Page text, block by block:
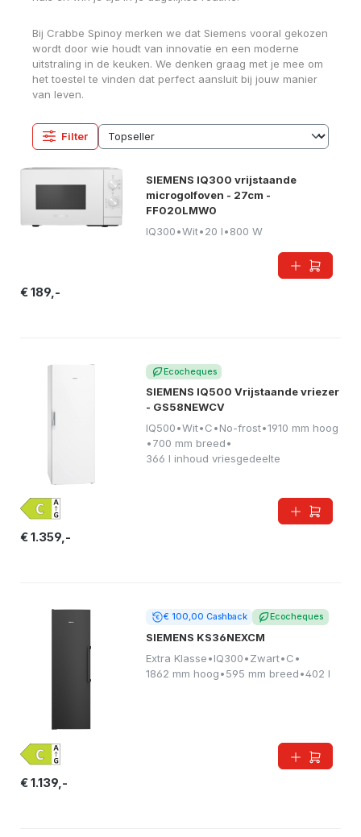
Bij Crabbe Spinoy merken we dat Siemens vooral gekozen
wordt door wie houdt van innovatie en een moderne
uitstraling in de keuken. We denken graag met je mee om
het toestel te vinden dat perfect aansluit bij jouw manier
van leven.
Filter
SIEMENS IQ300 vrijstaande
microgolfoven - 27cm -
FF020LMW0
IQ300•Wit•20 l•800 W
€ 189,-
Ecocheques
SIEMENS IQ500 Vrijstaande vriezer
- GS58NEWCV
IQ500•Wit•C•No-frost•1910 mm hoog
•700 mm breed•
366 l inhoud vriesgedeelte
€ 1.359,-
€ 100,00 Cashback Ecocheques
SIEMENS KS36NEXCM
Extra Klasse•IQ300•Zwart•C•
1862 mm hoog•595 mm breed•402 l
€ 1.139,-